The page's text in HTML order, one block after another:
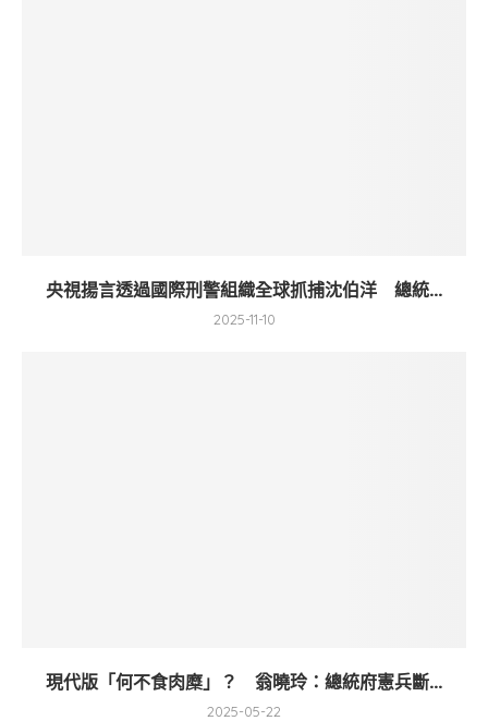
央視揚言透過國際刑警組織全球抓捕沈伯洋 總統...
2025-11-10
現代版「何不食肉糜」？ 翁曉玲：總統府憲兵斷...
2025-05-22